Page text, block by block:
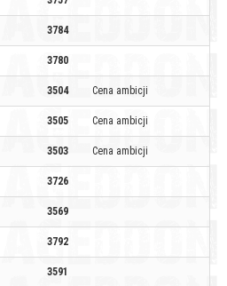
3784
3780
3504 Cena ambicji
3505 Cena ambicji
3503 Cena ambicji
3726
3569
3792
3591